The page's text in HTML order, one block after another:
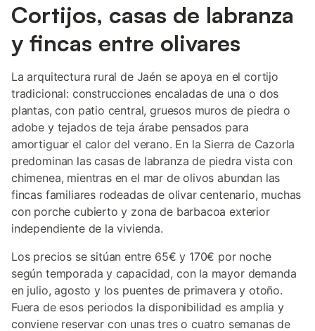
Cortijos, casas de labranza
y fincas entre olivares
La arquitectura rural de Jaén se apoya en el cortijo
tradicional: construcciones encaladas de una o dos
plantas, con patio central, gruesos muros de piedra o
adobe y tejados de teja árabe pensados para
amortiguar el calor del verano. En la Sierra de Cazorla
predominan las casas de labranza de piedra vista con
chimenea, mientras en el mar de olivos abundan las
fincas familiares rodeadas de olivar centenario, muchas
con porche cubierto y zona de barbacoa exterior
independiente de la vivienda.
Los precios se sitúan entre 65€ y 170€ por noche
según temporada y capacidad, con la mayor demanda
en julio, agosto y los puentes de primavera y otoño.
Fuera de esos periodos la disponibilidad es amplia y
conviene reservar con unas tres o cuatro semanas de